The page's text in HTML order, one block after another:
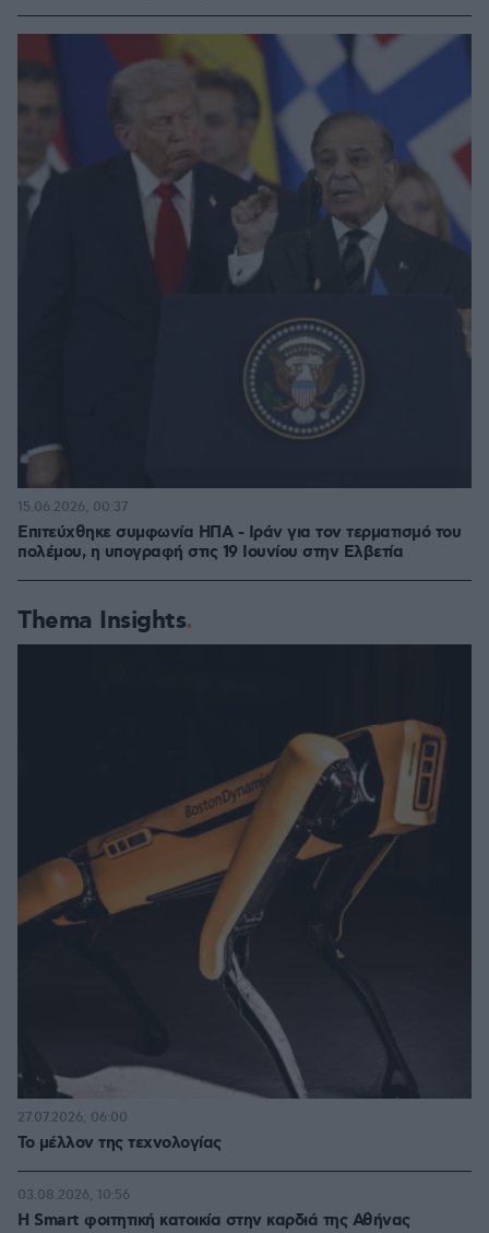
Επιτεύχθηκε συμφωνία ΗΠΑ - Ιράν για τον τερματισμό του
πολέμου, η υπογραφή στις 19 Ιουνίου στην Ελβετία
15.06.2026, 00:37
Thema Insights
Το μέλλον της τεχνολογίας
27.07.2026, 06:00
Η Smart φοιτητική κατοικία στην καρδιά της Αθήνας
03.08.2026, 10:56